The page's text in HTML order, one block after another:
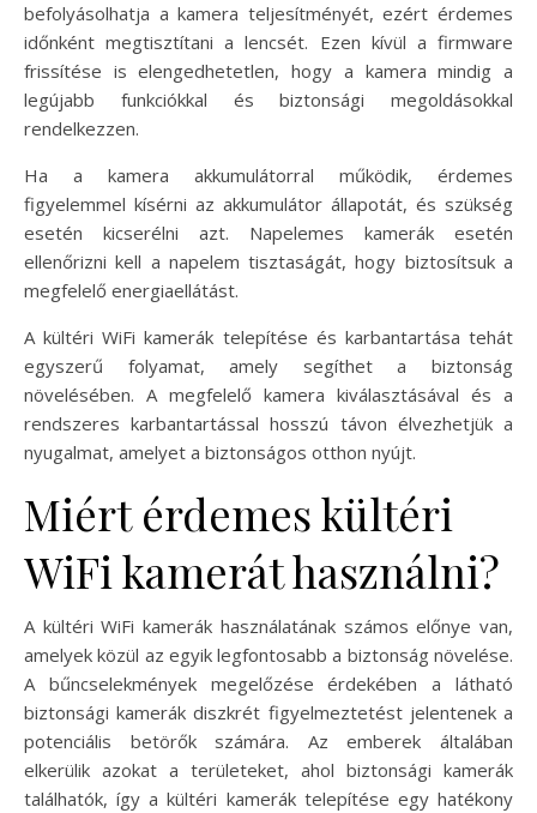
befolyásolhatja a kamera teljesítményét, ezért érdemes
időnként megtisztítani a lencsét. Ezen kívül a firmware
frissítése is elengedhetetlen, hogy a kamera mindig a
legújabb funkciókkal és biztonsági megoldásokkal
rendelkezzen.
Ha a kamera akkumulátorral működik, érdemes
figyelemmel kísérni az akkumulátor állapotát, és szükség
esetén kicserélni azt. Napelemes kamerák esetén
ellenőrizni kell a napelem tisztaságát, hogy biztosítsuk a
megfelelő energiaellátást.
A kültéri WiFi kamerák telepítése és karbantartása tehát
egyszerű folyamat, amely segíthet a biztonság
növelésében. A megfelelő kamera kiválasztásával és a
rendszeres karbantartással hosszú távon élvezhetjük a
nyugalmat, amelyet a biztonságos otthon nyújt.
Miért érdemes kültéri
WiFi kamerát használni?
A kültéri WiFi kamerák használatának számos előnye van,
amelyek közül az egyik legfontosabb a biztonság növelése.
A bűncselekmények megelőzése érdekében a látható
biztonsági kamerák diszkrét figyelmeztetést jelentenek a
potenciális betörők számára. Az emberek általában
elkerülik azokat a területeket, ahol biztonsági kamerák
találhatók, így a kültéri kamerák telepítése egy hatékony